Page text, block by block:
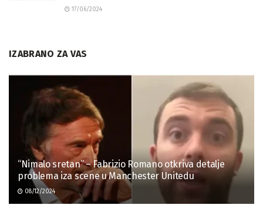
17/06/2024
IZABRANO ZA VAS
“Nimalo sretan” – Fabrizio Romano otkriva detalje
problema iza scene u Manchester Unitedu
08/12/2024